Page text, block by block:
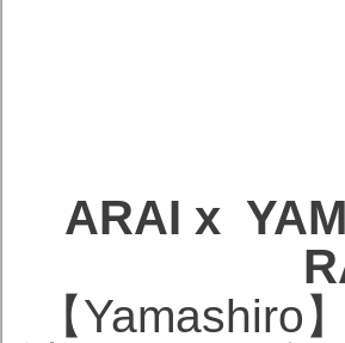
ARAI x
【Yamashiro